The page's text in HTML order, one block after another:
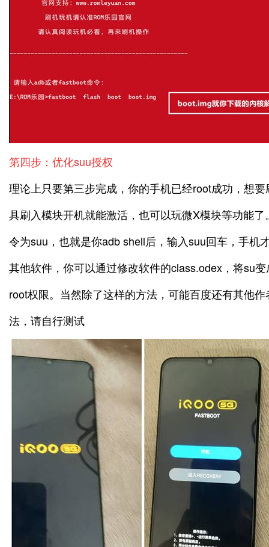
第四步：优化suu授权
理论上只要第三步完成，你的手机已经root成功，想
具刷入模块开机就能激活，也可以玩微X模块等功能
令为suu，也就是你adb shell后，输入suu回车，手机
其他软件，你可以通过修改软件的class.odex，将su
root权限。当然除了这样的方法，可能百度还有其他
法，请自行测试